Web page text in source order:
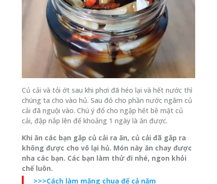
Củ cải và tỏi ớt sau khi phơi đã héo lại và hết nước thì
chúng ta cho vào hủ. Sau đó cho phần nước ngâm củ
cải đã nguội vào. Chú ý đổ cho ngập hết bề mặt củ
cải, đập nắp lên để khoảng 1 ngày là ăn được.
Khi ăn các bạn gắp củ cải ra ăn, củ cải đã gắp ra
không được cho vô lại hủ. Món này ăn chay được
nha các bạn. Các bạn làm thử đi nhé, ngon khỏi
chế luôn.
>>>Cách làm măng chua để cả năm